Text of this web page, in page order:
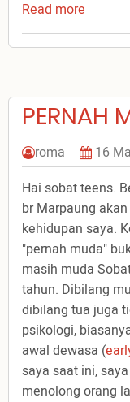
Read more
Dunia
Khayal
PERNAH
roma
16
Hai sobat teens.
br Marpaung
kehidupan saya.
"pernah muda"
masih muda
tahun. Dibilang
dibilang tua juga
psikologi,
awal dewasa (
saya saat ini,
menolong orang